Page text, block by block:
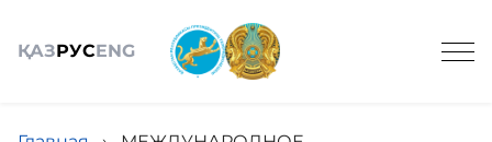
ҚАЗРУСENG